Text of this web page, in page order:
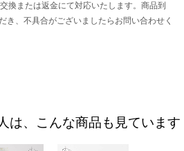
換または返金にて対応いたします。商品到
き、不具合がございましたらお問い合わせく
は、こんな商品も見ています